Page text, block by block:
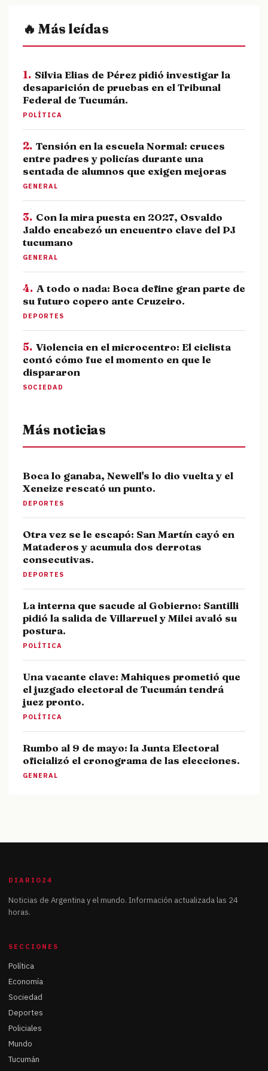
🔥 Más leídas
1. Silvia Elias de Pérez pidió investigar la
desaparición de pruebas en el Tribunal
Federal de Tucumán.
POLÍTICA
2. Tensión en la escuela Normal: cruces
entre padres y policías durante una
sentada de alumnos que exigen mejoras
GENERAL
3. Con la mira puesta en 2027, Osvaldo
Jaldo encabezó un encuentro clave del PJ
tucumano
GENERAL
4. A todo o nada: Boca define gran parte de
su futuro copero ante Cruzeiro.
DEPORTES
5. Violencia en el microcentro: El ciclista
contó cómo fue el momento en que le
dispararon
SOCIEDAD
Más noticias
Boca lo ganaba, Newell's lo dio vuelta y el
Xeneize rescató un punto.
DEPORTES
Otra vez se le escapó: San Martín cayó en
Mataderos y acumula dos derrotas
consecutivas.
DEPORTES
La interna que sacude al Gobierno: Santilli
pidió la salida de Villarruel y Milei avaló su
postura.
POLÍTICA
Una vacante clave: Mahiques prometió que
el juzgado electoral de Tucumán tendrá
juez pronto.
POLÍTICA
Rumbo al 9 de mayo: la Junta Electoral
oficializó el cronograma de las elecciones.
GENERAL
DIARIO24
Noticias de Argentina y el mundo. Información actualizada las 24
horas.
SECCIONES
Política
Economía
Sociedad
Deportes
Policiales
Mundo
Tucumán